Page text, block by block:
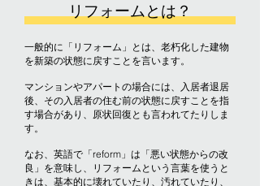
一般的に「リフォーム」とは、老朽化した建物
を新築の状態に戻すことを言います。
マンションやアパートの場合には、入居者退居
後、その入居者の住む前の状態に戻すことを指
す場合があり、原状回復とも言われてたりしま
す。
なお、英語で「reform」は「悪い状態からの改
良」を意味し、リフォームという言葉を使うと
きは、基本的に壊れていたり、汚れていたり、
リフォームとは？